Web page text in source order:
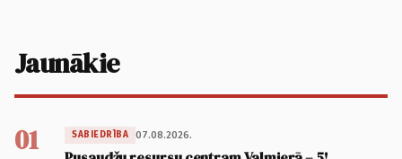
Jaunākie
01 SABIEDRĪBA 07.08.2026.